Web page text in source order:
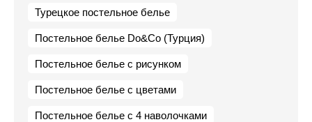
Турецкое постельное белье
Постельное белье Do&Co (Турция)
Постельное белье с рисунком
Постельное белье с цветами
Постельное белье с 4 наволочками